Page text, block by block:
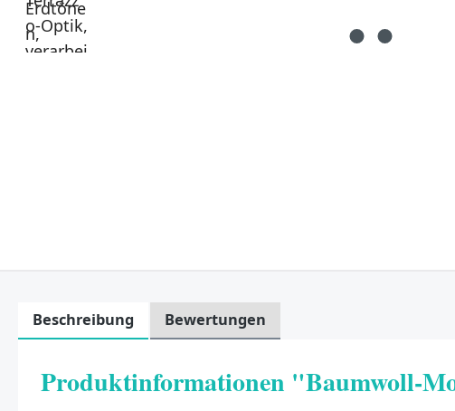
Beschreibung Bewertungen
Produktinformationen "Baumwoll-